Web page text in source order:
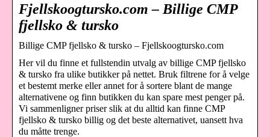
Fjellskoogtursko.com – Billige CMP
fjellsko & tursko
Billige CMP fjellsko & tursko – Fjellskoogtursko.com
Her vil du finne et fullstendin utvalg av billige CMP fjellsko
& tursko fra ulike butikker på nettet. Bruk filtrene for å velge
et bestemt merke eller annet for å sortere blant de mange
alternativene og finn butikken du kan spare mest penger på.
Vi sammenligner priser slik at du alltid kan finne CMP
fjellsko & tursko billig og det beste alternativet, uansett hva
du måtte trenge.